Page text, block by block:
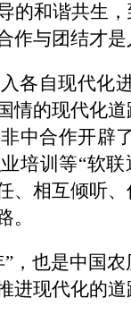
的和谐共生
作与团结才
各自现代化
情的现代化
中合作开辟
培训等“软
、相互倾听
。
，也是中国
进现代化的